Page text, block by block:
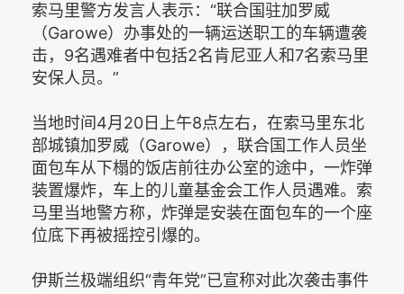
索马里警方发言人表示：“联合国驻加罗威
（Garowe）办事处的一辆运送职工的车辆遭袭
击，9名遇难者中包括2名肯尼亚人和7名索马里
安保人员。”
当地时间4月20日上午8点左右，在索马里东北
部城镇加罗威（Garowe），联合国工作人员坐
面包车从下榻的饭店前往办公室的途中，一炸弹
装置爆炸，车上的儿童基金会工作人员遇难。索
马里当地警方称，炸弹是安装在面包车的一个座
位底下再被摇控引爆的。
伊斯兰极端组织“青年党”已宣称对此次袭击事件